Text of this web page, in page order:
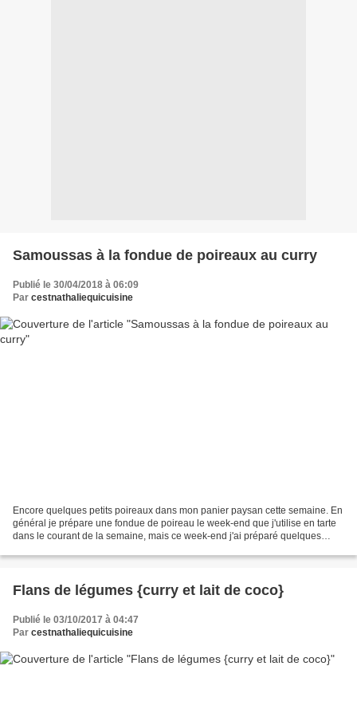
Samoussas à la fondue de poireaux au curry
Publié le 30/04/2018 à 06:09
Par cestnathaliequicuisine
Encore quelques petits poireaux dans mon panier paysan cette semaine. En
général je prépare une fondue de poireau le week-end que j'utilise en tarte
dans le courant de la semaine, mais ce week-end j'ai préparé quelques
Flans de légumes {curry et lait de coco}
Publié le 03/10/2017 à 04:47
Par cestnathaliequicuisine